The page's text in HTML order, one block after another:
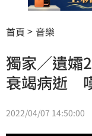
首頁 音樂
獨家／遺孀
衰竭病逝
2022/04/07 14:50:00